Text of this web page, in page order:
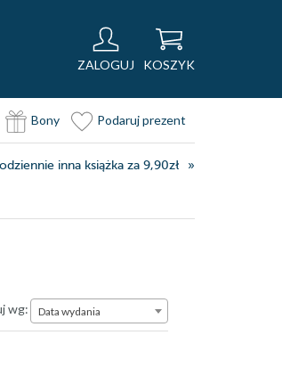
ZALOGUJ KOSZYK
Bony Podaruj prezent
inna książka za 9,90zł
wg:Data wydania
Data wydania